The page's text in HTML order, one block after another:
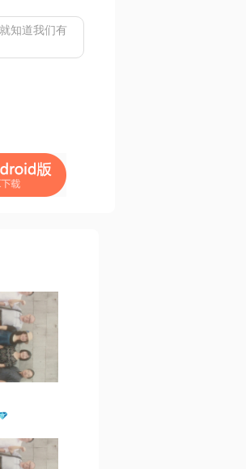
知道我们有